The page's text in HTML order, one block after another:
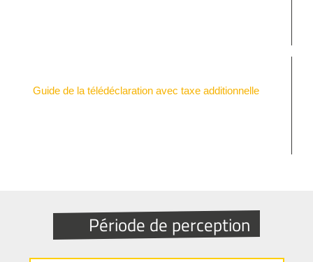
Guide de la télédéclaration avec taxe additionnelle
Période de perception